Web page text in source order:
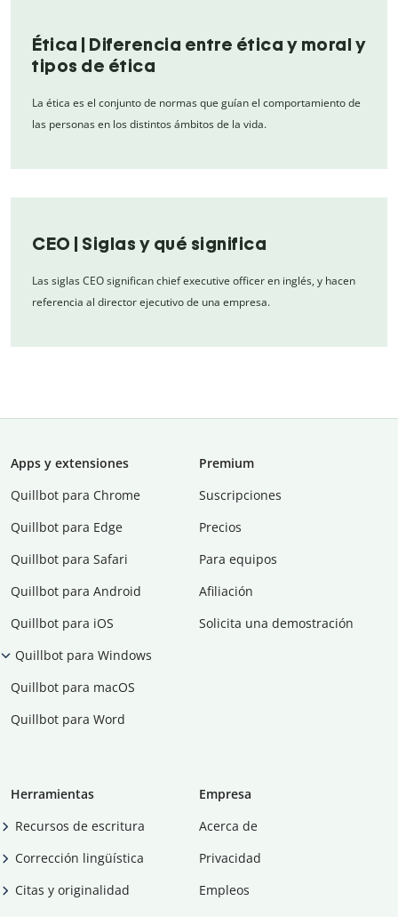
Ética | Diferencia entre ética y moral y
tipos de ética
La ética es el conjunto de normas que guían el comportamiento de
las personas en los distintos ámbitos de la vida.
CEO | Siglas y qué significa
Las siglas CEO significan chief executive officer en inglés, y hacen
referencia al director ejecutivo de una empresa.
Apps y extensiones
Quillbot para Chrome
Quillbot para Edge
Quillbot para Safari
Quillbot para Android
Quillbot para iOS
Quillbot para Windows
Quillbot para macOS
Quillbot para Word
Premium
Suscripciones
Precios
Para equipos
Afiliación
Solicita una demostración
Herramientas
Recursos de escritura
Corrección lingüística
Citas y originalidad
Empresa
Acerca de
Privacidad
Empleos